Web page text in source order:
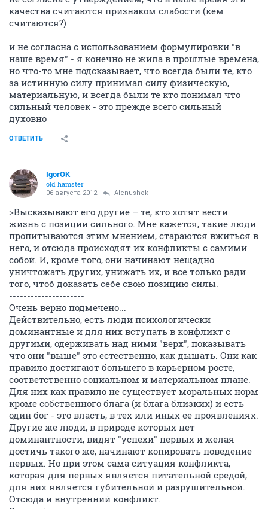
качества считаются признаком слабости (кем
считаются?)
и не согласна с использованием формулировки "в
наше время" - я конечно не жила в прошлые времена,
но что-то мне подсказывает, что всегда были те, кто
за истинную силу принимал силу физическую,
материальную, и всегда были те кто понимал что
сильный человек - это прежде всего сильный
духовно
ОТВЕТИТЬ
IgorOK
old hamster
06 августа 2012 Alenushok
>Высказывают его другие – те, кто хотят вести
жизнь с позиции сильного. Мне кажется, такие люди
пропитываются этим мнением, стараются вжиться в
него, и отсюда происходят их конфликты с самими
собой. И, кроме того, они начинают нещадно
уничтожать других, унижать их, и все только ради
того, чтоб доказать себе свою позицию силы.
---------------------
Очень верно подмечено...
Действительно, есть люди психологически
доминантные и для них вступать в конфликт с
другими, одерживать над ними "верх", показывать
что они "выше" это естественно, как дышать. Они как
правило достигают большего в карьерном росте,
соответственно социальном и материальном плане.
Для них как правило не существует моральных норм
кроме собственного блага (и блага близких) и есть
один бог - это власть, в тех или иных ее проявлениях.
Другие же люди, в природе которых нет
доминантности, видят "успехи" первых и желая
достичь такого же, начинают копировать поведение
первых. Но при этом сама ситуация конфликта,
которая для первых является питательной средой,
для них является губительной и разрушительной.
Отсюда и внутренний конфликт.